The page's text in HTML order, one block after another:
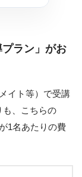
ラン」がお
イト等）で受講
も、こちらの
1名あたりの費